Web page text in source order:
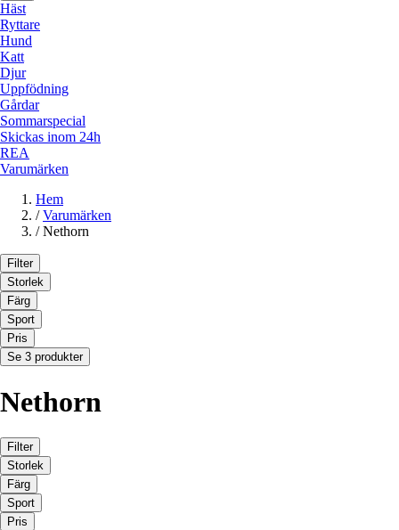
Häst
Ryttare
Hund
Katt
Djur
Uppfödning
Gårdar
Sommarspecial
Skickas inom 24h
REA
Varumärken
Hem
/ Varumärken
/ Nethorn
Filter
Storlek
Färg
Sport
Pris
Se 3 produkter
Nethorn
Filter
Storlek
Färg
Sport
Pris